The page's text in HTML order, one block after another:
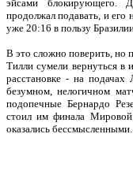
эйсами блокирующего.
продолжал подавать, и
уже 20:16 в пользу
В это сложно поверить, но
Тилли сумели вернуться
расстановке - на
безумном, нелогичном
подопечные Бернардо
стоил им финала Мировой
оказались бессмысленными.